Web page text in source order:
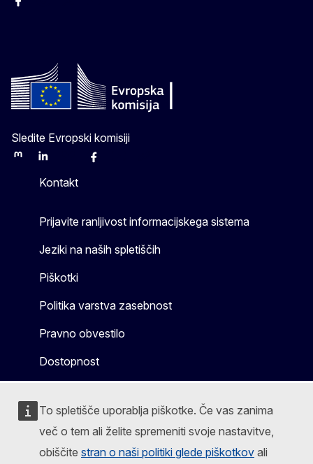
To spletišče uporablja piškotke. Če vas zanima
več o tem ali želite spremeniti svoje nastavitve,
obiščite stran o naši politiki glede piškotkov ali
Facebook
Sledite Evropski komisiji
MastodonLinkedInBlueskyFacebook
Kontakt
Prijavite ranljivost informacijskega sistema
Jeziki na naših spletiščih
Piškotki
Politika varstva zasebnost
Pravno obvestilo
Dostopnost